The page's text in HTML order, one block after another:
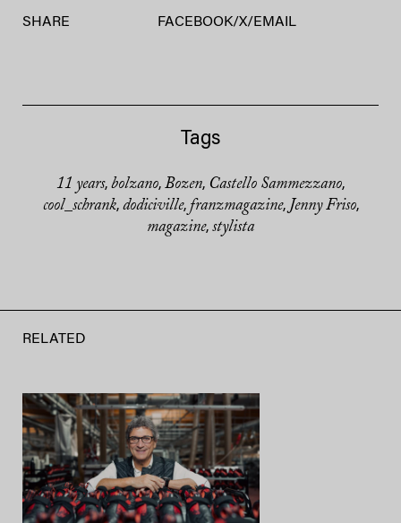
SHARE FACEBOOK/X/ EMAIL
Tags
11 years, bolzano, Bozen, Castello Sammezzano,
cool_schrank, dodiciville, franzmagazine, Jenny Friso,
magazine, stylista
RELATED